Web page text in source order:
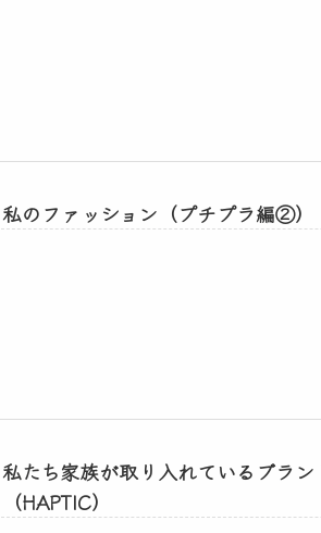
私のファッション（プチプラ編②）
私たち家族が取り入れているブラン
（HAPTIC）